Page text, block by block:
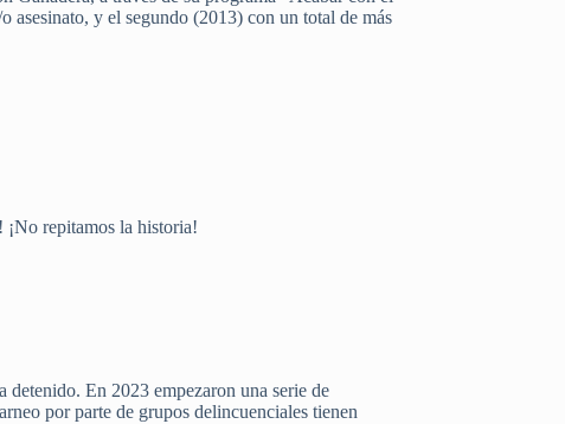
y el segundo (2013) con un total de más
¡No repitamos la historia!
detenido. En 2023 empezaron una serie de
por parte de grupos delincuenciales tienen